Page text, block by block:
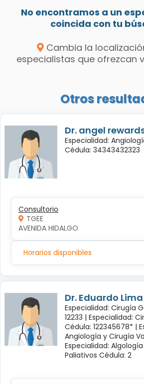
No encontramos a un
coincida con tu
Cambia la
especialistas que ofrezcan
Otros
Dr. angel
Especialidad:
Cédula: 34343432323
Consultorio
TGEE
AVENIDA HIDALGO
Horarios disponibles
Dr. Eduardo
Especialidad: Cirugía
12233 | Especialidad:
Cédula: 122345678* |
Angiología y Cirugía
Especialidad:
Paliativos Cédula: 2